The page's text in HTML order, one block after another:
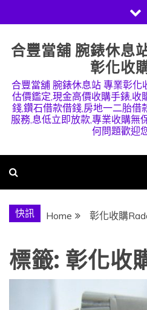
to
content
合豐當舖 腕錶休息
彰化收
合豐當舖 腕錶休息站 專業彰化
估價鑑定,現金高價收購手錶,收
錢,鑽石借款借錢,房地一二胎借
服務,息低立即放款,專業收購無
何問題歡迎
快訊 Home 彰化收購
標籤: 彰化收